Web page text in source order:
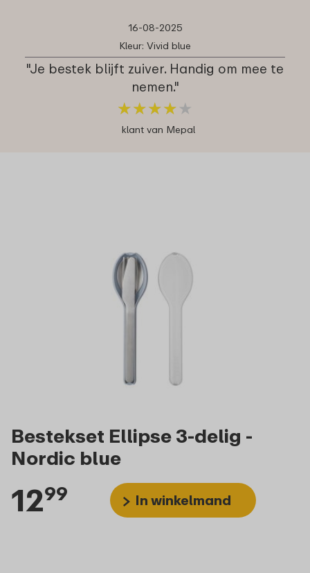
16-08-2025
Kleur: Vivid blue
"Je bestek blijft zuiver. Handig om mee te
nemen."
★★★★ ★
★★★★ ★
klant van Mepal
Bestekset Ellipse 3-delig -
Nordic blue
1299 In winkelmand